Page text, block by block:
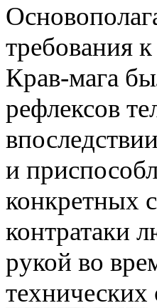
требования
Крав-мага
рефлексов
и
конкретных
контратаки
рукой во
технических